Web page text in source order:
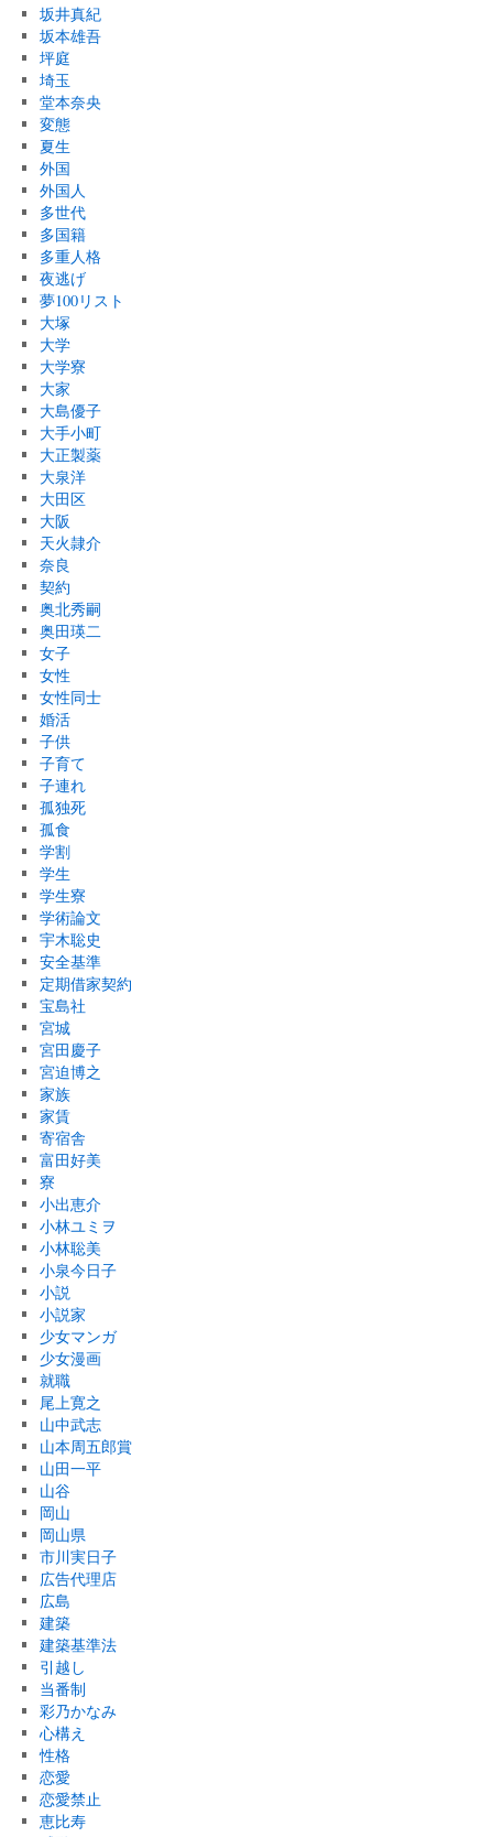
坂井真紀
坂本雄吾
坪庭
埼玉
堂本奈央
変態
夏生
外国
外国人
多世代
多国籍
多重人格
夜逃げ
夢100リスト
大塚
大学
大学寮
大家
大島優子
大手小町
大正製薬
大泉洋
大田区
大阪
天火隷介
奈良
契約
奥北秀嗣
奥田瑛二
女子
女性
女性同士
婚活
子供
子育て
子連れ
孤独死
孤食
学割
学生
学生寮
学術論文
宇木聡史
安全基準
定期借家契約
宝島社
宮城
宮田慶子
宮迫博之
家族
家賃
寄宿舎
富田好美
寮
小出恵介
小林ユミヲ
小林聡美
小泉今日子
小説
小説家
少女マンガ
少女漫画
就職
尾上寛之
山中武志
山本周五郎賞
山田一平
山谷
岡山
岡山県
市川実日子
広告代理店
広島
建築
建築基準法
引越し
当番制
彩乃かなみ
心構え
性格
恋愛
恋愛禁止
恵比寿